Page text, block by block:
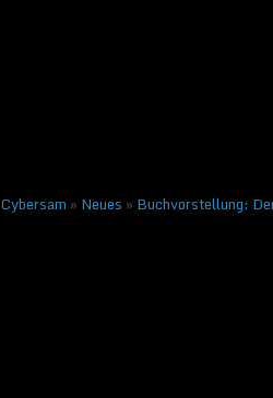
Cybersam » Neues » Buchvorstellung: